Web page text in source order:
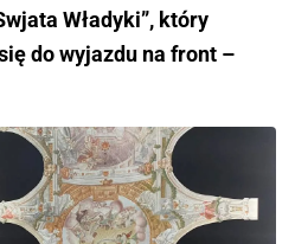
Władyki”, który
do wyjazdu na front –